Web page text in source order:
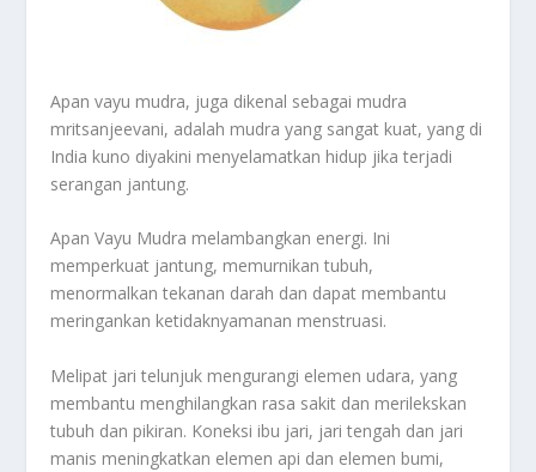
Apan vayu mudra, juga dikenal sebagai mudra
mritsanjeevani, adalah mudra yang sangat kuat, yang di
India kuno diyakini menyelamatkan hidup jika terjadi
serangan jantung.
Apan Vayu Mudra melambangkan energi. Ini
memperkuat jantung, memurnikan tubuh,
menormalkan tekanan darah dan dapat membantu
meringankan ketidaknyamanan menstruasi.
Melipat jari telunjuk mengurangi elemen udara, yang
membantu menghilangkan rasa sakit dan merilekskan
tubuh dan pikiran. Koneksi ibu jari, jari tengah dan jari
manis meningkatkan elemen api dan elemen bumi,